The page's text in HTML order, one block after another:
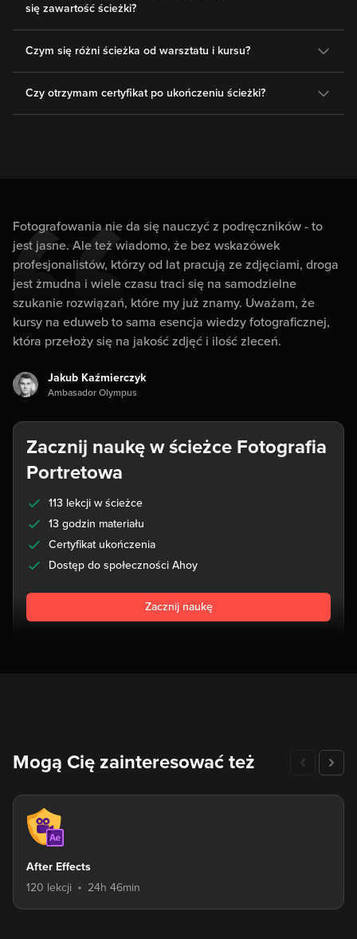
się zawartość ścieżki?
Czym się różni ścieżka od warsztatu i kursu?
Czy otrzymam certyfikat po ukończeniu ścieżki?
Fotografowania nie da się nauczyć z podręczników - to
jest jasne. Ale też wiadomo, że bez wskazówek
profesjonalistów, którzy od lat pracują ze zdjęciami, droga
jest żmudna i wiele czasu traci się na samodzielne
szukanie rozwiązań, które my już znamy. Uważam, że
kursy na eduweb to sama esencja wiedzy fotograficznej,
która przełoży się na jakość zdjęć i ilość zleceń.
Jakub Kaźmierczyk
Ambasador Olympus
Zacznij naukę w ścieżce Fotografia
Portretowa
113 lekcji w ścieżce
13 godzin materiału
Certyfikat ukończenia
Dostęp do społeczności Ahoy
Zacznij naukę
Mogą Cię zainteresować też
After Effects
120 lekcji
24h 46min